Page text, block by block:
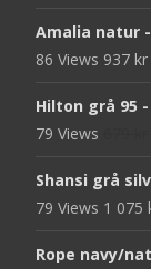
Amalia natur
86 Views 937 kr
Hilton grå 95
79 Views
Shansi grå
79 Views 1 075
Rope navy/